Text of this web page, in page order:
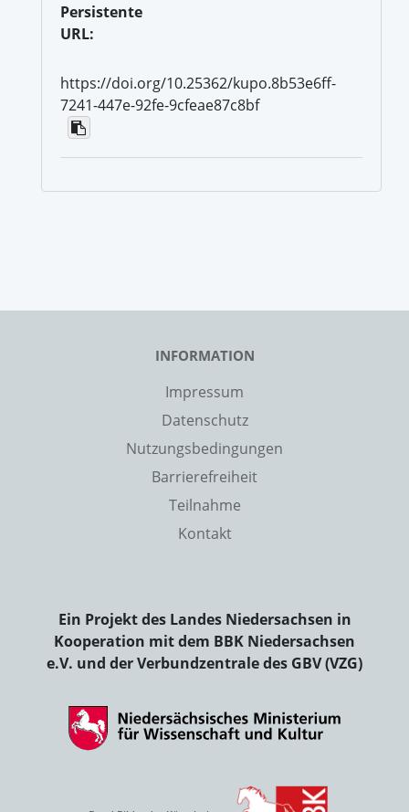
Persistente
URL:
https://doi.org/10.25362/kupo.8b53e6ff-
7241-447e-92fe-9cfeae87c8bf
INFORMATION
Impressum
Datenschutz
Nutzungsbedingungen
Barrierefreiheit
Teilnahme
Kontakt
Ein Projekt des Landes Niedersachsen in
Kooperation mit dem BBK Niedersachsen
e.V. und der Verbundzentrale des GBV (VZG)